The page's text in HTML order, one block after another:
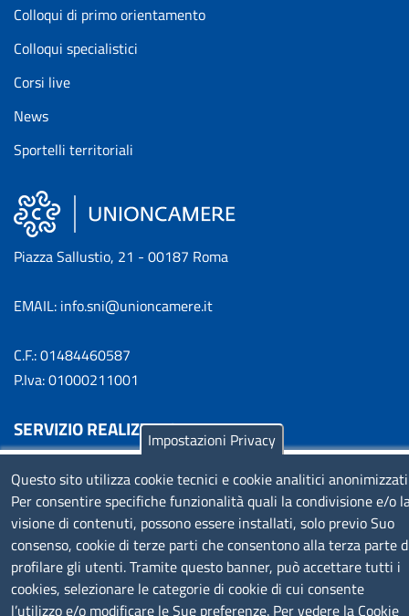
Colloqui di primo orientamento
Colloqui specialistici
Corsi live
News
Sportelli territoriali
Piazza Sallustio, 21 - 00187 Roma
EMAIL: info.sni@unioncamere.it
C.F.: 01484460587
P.Iva: 01000211001
SERVIZIO REALIZZATO DA
SEGUICI SU
Impostazioni Privacy
Questo sito utilizza cookie tecnici e cookie analitici
Per consentire specifiche funzionalità quali la condivisione e/o
visione di contenuti, possono essere installati, solo previo Suo
consenso, cookie di terze parti che consentono alla terza parte
profilare gli utenti. Tramite questo banner, può accettare tutti i
cookies, selezionare le categorie di cookie di cui consente
l’utilizzo e/o modificare le Sue preferenze. Per vedere la Cookie